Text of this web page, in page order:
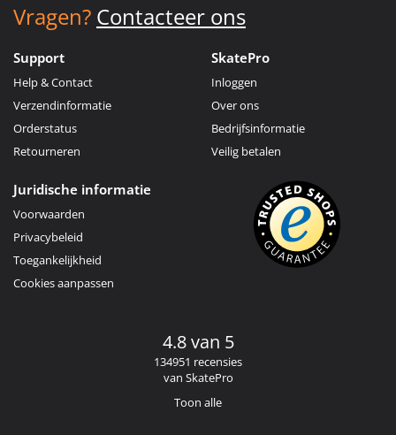
Vragen? Contacteer ons
Support
Help & Contact
Verzendinformatie
Orderstatus
Retourneren
SkatePro
Inloggen
Over ons
Bedrijfsinformatie
Veilig betalen
Juridische informatie
Voorwaarden
Privacybeleid
Toegankelijkheid
Cookies aanpassen
4.8 van 5
134951 recensies
van SkatePro
Toon alle